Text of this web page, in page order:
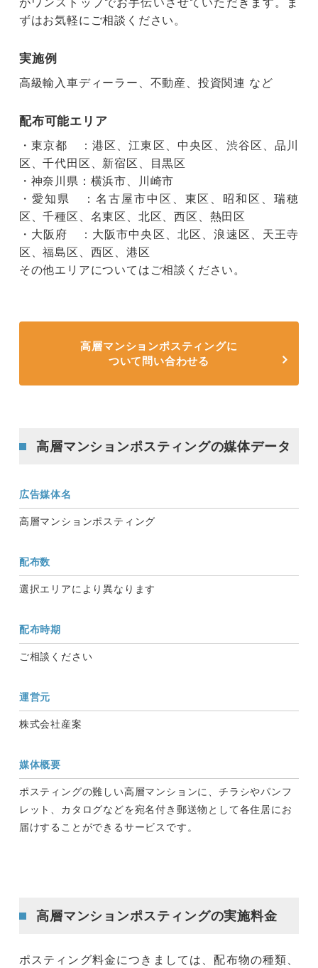
がワンストップでお手伝いさせていただきます。ま
ずはお気軽にご相談ください。
実施例
高級輸入車ディーラー、不動産、投資関連 など
配布可能エリア
・東京都 ：港区、江東区、中央区、渋谷区、品川
区、千代田区、新宿区、目黒区
・神奈川県：横浜市、川崎市
・愛知県 ：名古屋市中区、東区、昭和区、瑞穂
区、千種区、名東区、北区、西区、熱田区
・大阪府 ：大阪市中央区、北区、浪速区、天王寺
区、福島区、西区、港区
その他エリアについてはご相談ください。
高層マンションポスティングに
ついて問い合わせる
高層マンションポスティングの媒体データ
広告媒体名
高層マンションポスティング
配布数
選択エリアにより異なります
配布時期
ご相談ください
運営元
株式会社産案
媒体概要
ポスティングの難しい高層マンションに、チラシやパンフ
レット、カタログなどを宛名付き郵送物として各住居にお
届けすることができるサービスです。
高層マンションポスティングの実施料金
ポスティング料金につきましては、配布物の種類、